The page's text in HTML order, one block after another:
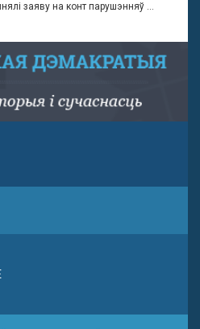
заяву на конт парушэнняў ...